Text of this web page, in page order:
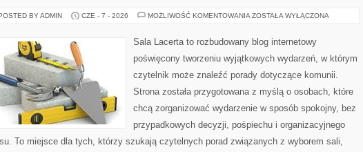
BY ADMIN CZE - 7 - 2026 MOŻLIWOŚĆ KOMENTOWANIA PORADNIK
ZOSTAŁA WYŁĄCZONA
Sala Lacerta to rozbudowany blog internetowy
poświęcony tworzeniu wyjątkowych wydarzeń, w którym
czytelnik może znaleźć porady dotyczące komunii.
Strona została przygotowana z myślą o osobach, które
chcą zorganizować wydarzenie w sposób spokojny, bez
przypadkowych decyzji, pośpiechu i organizacyjnego
To miejsce dla tych, którzy szukają czytelnych porad związanych z wyborem sali,